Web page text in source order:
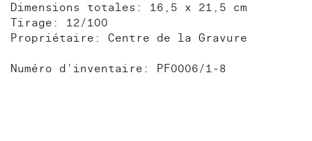
Dimensions totales: 16,5 x 21,5 cm
Tirage: 12/100
Propriétaire: Centre de la Gravure
Numéro d'inventaire: PF0006/1-8